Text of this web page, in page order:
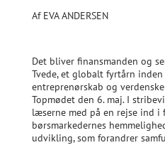
Af EVA ANDERSEN
Det bliver finansmanden og
Tvede, et globalt fyrtårn
entreprenørskab og
Topmødet den 6. maj. I
læserne med på en rejse ind i
børsmarkedernes
udvikling, som forandrer